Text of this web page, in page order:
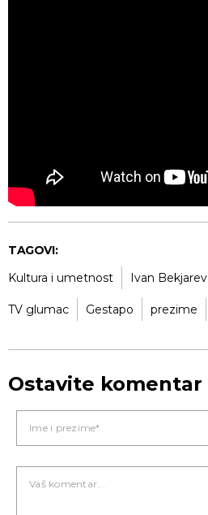
TAGOVI:
Kultura i umetnost
Ivan Bekjarev
TV glumac Gestapo prezime
Ostavite komentar